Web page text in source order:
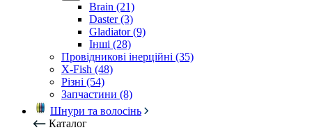
Brain (21)
Daster (3)
Gladiator (9)
Інші (28)
Провідникові інерційні (35)
X-Fish (48)
Різні (54)
Запчастини (8)
Шнури та волосінь
Каталог